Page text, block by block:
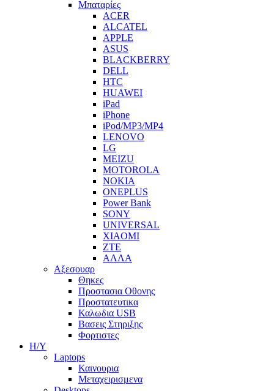
Μπαταρίες
ACER
ALCATEL
APPLE
ASUS
BLACKBERRY
DELL
HTC
HUAWEI
iPad
iPhone
iPod/MP3/MP4
LENOVO
LG
MEIZU
MOTOROLA
NOKIA
ONEPLUS
Power Bank
SONY
UNIVERSAL
XIAOMI
ZTE
ΑΛΛΑ
Αξεσουαρ
Θηκες
Προστασια Οθονης
Προστατευτικα
Καλωδια USB
Βασεις Στηριξης
Φορτιστες
Η/Υ
Laptops
Καινουρια
Μεταχειρισμενα